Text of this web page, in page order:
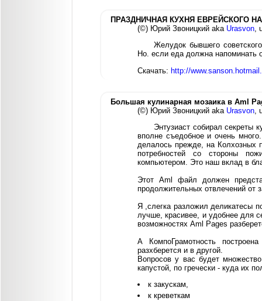
ПРАЗДНИЧНАЯ КУХНЯ ЕВРЕЙСКОГО
(©) Юрий Звоницкий aka Urasvon,
Желудок бывшего
Но. если еда должна напоминать
Скачать: http://
Большая кулинарная мозаика в Aml
(©) Юрий Звоницкий aka Urasvon ,
Энтузиаст собирал секреты
вполне съедобное и очень
делалось прежде, на Колхозных
потребностей со стороны
компьютером. Это наш вклад в
Этот Aml файл должен
продолжительных отвлечений от
Я ,слегка разложил деликатесы
лучше, красивее, и удобнее для
возможностях Aml Pages
А КомпоГрамотность
разхберется и в другой.
Вопросов у вас будет
капустой, по гречески - куда их
к закускам,
к креветкам